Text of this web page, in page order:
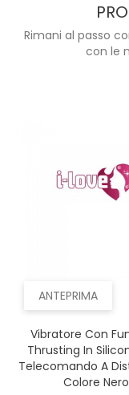
Rimani al passo
con le
ANTEPRIMA
Vibratore Con
Thrusting In
Telecomando A
Colore Nero